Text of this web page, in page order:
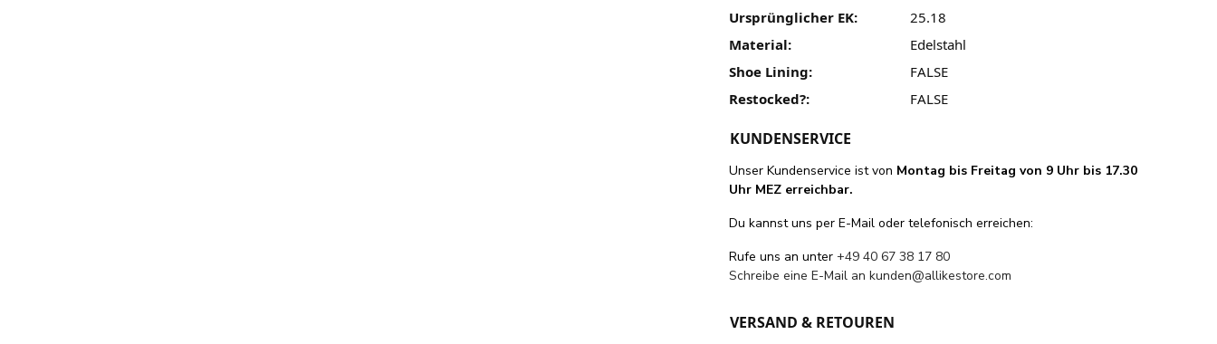
Ursprünglicher EK:
25.18
Material:
Edelstahl
Shoe Lining:
FALSE
Restocked?:
FALSE
KUNDENSERVICE
Unser Kundenservice ist von Montag bis Freitag von 9 Uhr bis 17.30
Uhr MEZ erreichbar.
Du kannst uns per E-Mail oder telefonisch erreichen:
Rufe uns an unter+49 40 67 38 17 80
Schreibe eine E-Mail ankunden@allikestore.com
VERSAND & RETOUREN